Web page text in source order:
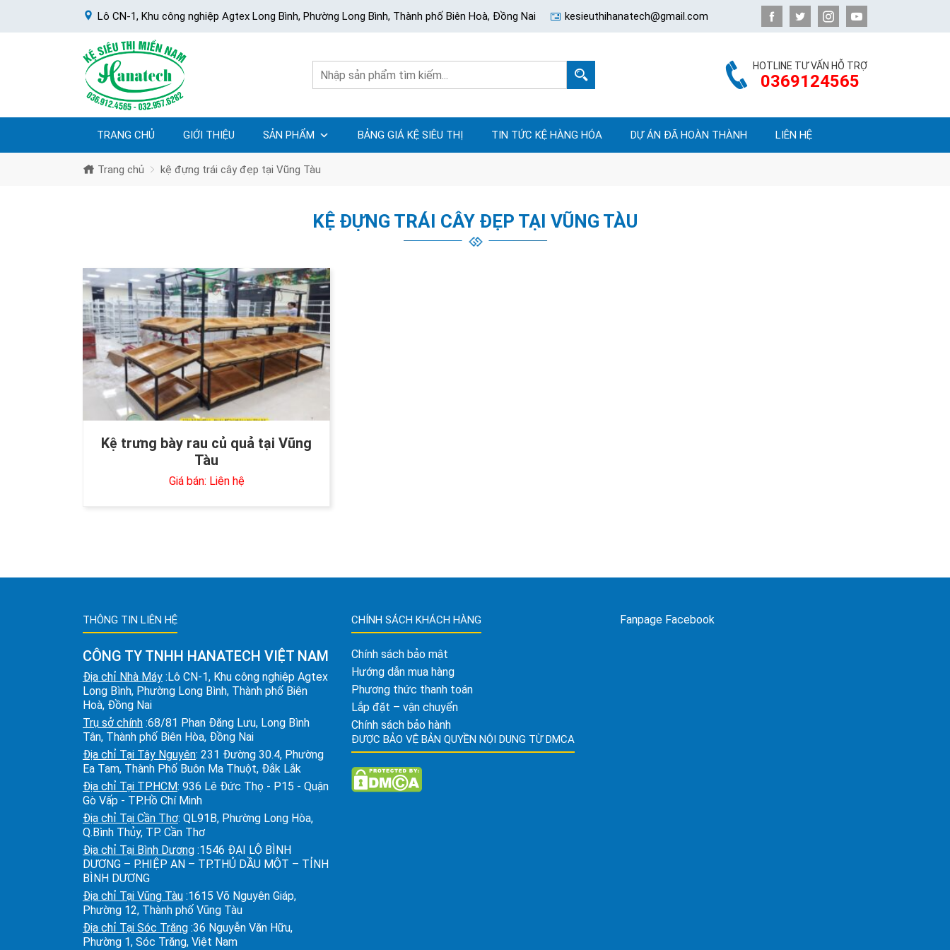
Lô CN-1, Khu công nghiệp Agtex Long Bình, Phường Long Bình, Thành phố Biên Hoà, Đồng Nai kesieuthihanatech@gmail.com
HOTLINE TƯ VẤN HỖ TRỢ
0369124565
TRANG CHỦ GIỚI THIỆU SẢN PHẨM BẢNG GIÁ KỆ SIÊU THỊ TIN TỨC KỆ HÀNG HÓA DỰ ÁN ĐÃ HOÀN THÀNH LIÊN HỆ
Trang chủ kệ đựng trái cây đẹp tại Vũng Tàu
KỆ ĐỰNG TRÁI CÂY ĐẸP TẠI VŨNG TÀU
Kệ trưng bày rau củ quả tại Vũng
Tàu
Giá bán: Liên hệ
THÔNG TIN LIÊN HỆ
CÔNG TY TNHH HANATECH VIỆT NAM
Địa chỉ Nhà Máy :Lô CN-1, Khu công nghiệp Agtex
Long Bình, Phường Long Bình, Thành phố Biên
Hoà, Đồng Nai
Trụ sở chính :68/81 Phan Đăng Lưu, Long Bình
Tân, Thành phố Biên Hòa, Đồng Nai
Địa chỉ Tại Tây Nguyên: 231 Đường 30.4, Phường
Ea Tam, Thành Phố Buôn Ma Thuột, Đắk Lắk
Địa chỉ Tại TPHCM: 936 Lê Đức Thọ - P15 - Quận
Gò Vấp - TP.Hồ Chí Minh
Địa chỉ Tại Cần Thơ: QL91B, Phường Long Hòa,
Q.Bình Thủy, TP. Cần Thơ
Địa chỉ Tại Bình Dương :1546 ĐẠI LỘ BÌNH
DƯƠNG – P.HIỆP AN – TP.THỦ DẦU MỘT – TỈNH
BÌNH DƯƠNG
Địa chỉ Tại Vũng Tàu :1615 Võ Nguyên Giáp,
Phường 12, Thành phố Vũng Tàu
Địa chỉ Tại Sóc Trăng :36 Nguyễn Văn Hữu,
Phường 1, Sóc Trăng, Việt Nam
CHÍNH SÁCH KHÁCH HÀNG
Chính sách bảo mật
Hướng dẫn mua hàng
Phương thức thanh toán
Lắp đặt – vận chuyển
Chính sách bảo hành
ĐƯỢC BẢO VỆ BẢN QUYỀN NỘI DUNG TỪ DMCA
Fanpage Facebook